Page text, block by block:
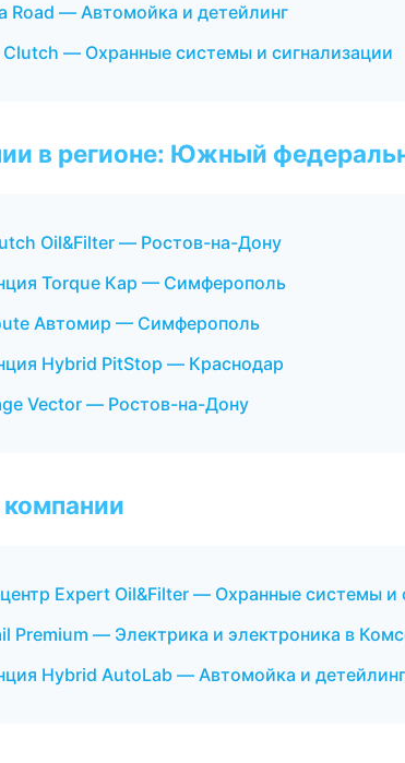
Road — Автомойка и детейлинг
— Охранные системы и сигнализации
в регионе: Южный
Oil&Filter — Ростов-на-Дону
Torque Кар — Симферополь
Автомир — Симферополь
Hybrid PitStop — Краснодар
Vector — Ростов-на-Дону
Expert Oil&Filter — Охранные системы
Premium — Электрика и электроника в
Hybrid AutoLab — Автомойка и